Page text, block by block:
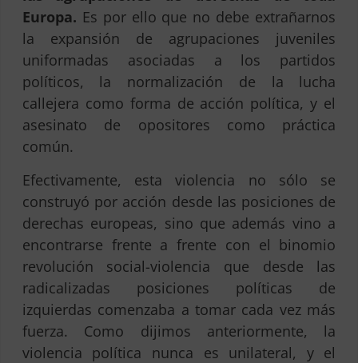
Europa. Es por ello que no debe extrañarnos
la expansión de agrupaciones juveniles
uniformadas asociadas a los partidos
políticos, la normalización de la lucha
callejera como forma de acción política, y el
asesinato de opositores como práctica
común.
Efectivamente, esta violencia no sólo se
construyó por acción desde las posiciones de
derechas europeas, sino que además vino a
encontrarse frente a frente con el binomio
revolución social-violencia que desde las
radicalizadas posiciones políticas de
izquierdas comenzaba a tomar cada vez más
fuerza. Como dijimos anteriormente, la
violencia política nunca es unilateral, y el